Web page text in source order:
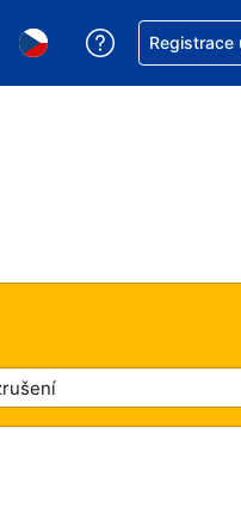
si měnu. Aktuálně
Vyberte si jazyk.
Asistence s
Registrace